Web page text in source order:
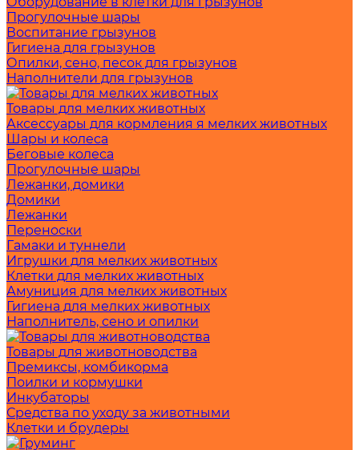
Прогулочные шары
Воспитание грызунов
Гигиена для грызунов
Опилки, сено, песок для грызунов
Наполнители для грызунов
Товары для мелких животных
Аксессуары для кормления я мелких животных
Шары и колеса
Беговые колеса
Прогулочные шары
Лежанки, домики
Домики
Лежанки
Переноски
Гамаки и туннели
Игрушки для мелких животных
Клетки для мелких животных
Амуниция для мелких животных
Гигиена для мелких животных
Наполнитель, сено и опилки
Товары для животноводства
Премиксы, комбикорма
Поилки и кормушки
Инкубаторы
Средства по уходу за животными
Клетки и брудеры